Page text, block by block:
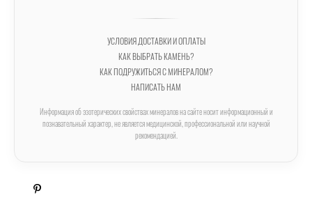
УСЛОВИЯ ДОСТАВКИ И ОПЛАТЫ
КАК ВЫБРАТЬ КАМЕНЬ?
КАК ПОДРУЖИТЬСЯ С МИНЕРАЛОМ?
НАПИСАТЬ НАМ
Информация об эзотерических свойствах минералов на сайте носит информационный и
познавательный характер, не является медицинской, профессиональной или научной
рекомендацией.